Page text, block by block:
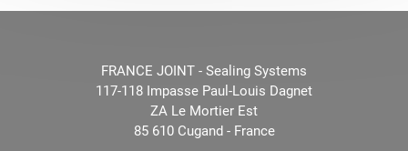
FRANCE JOINT - Sealing Systems
117-118 Impasse Paul-Louis Dagnet
ZA Le Mortier Est
85 610 Cugand - France